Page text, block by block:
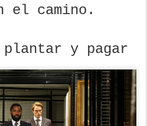
el camino.
y pagar